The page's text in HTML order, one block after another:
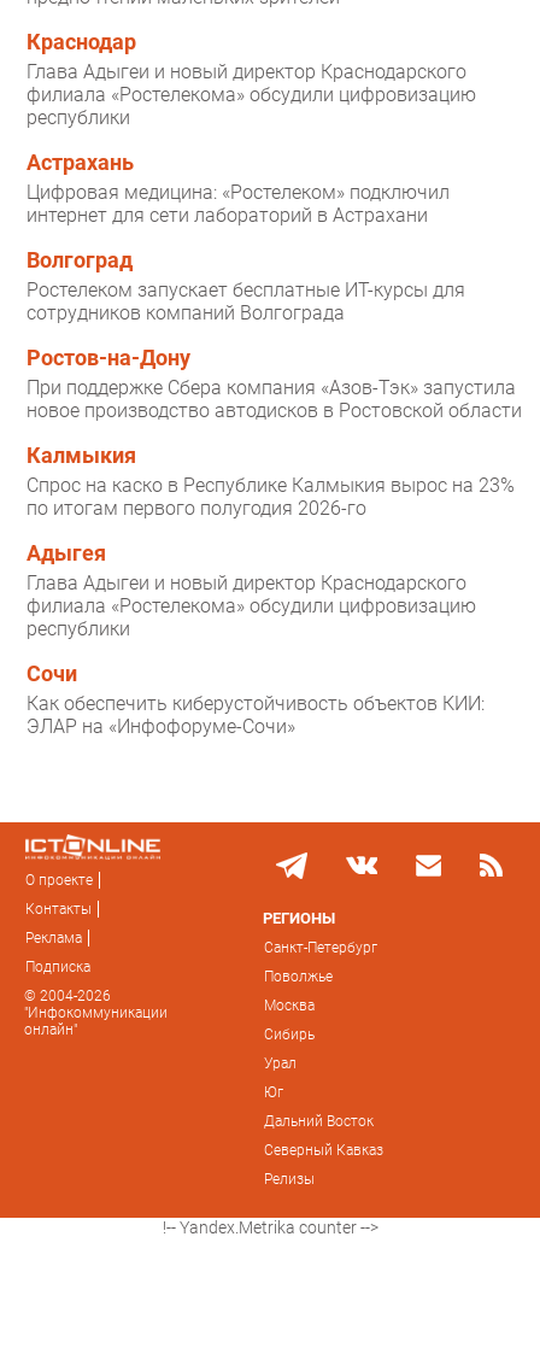
Краснодар
Глава Адыгеи и новый директор Краснодарского
филиала «Ростелекома» обсудили цифровизацию
республики
Астрахань
Цифровая медицина: «Ростелеком» подключил
интернет для сети лабораторий в Астрахани
Волгоград
Ростелеком запускает бесплатные ИТ-курсы для
сотрудников компаний Волгограда
Ростов-на-Дону
При поддержке Сбера компания «Азов-Тэк» запустила
новое производство автодисков в Ростовской области
Калмыкия
Спрос на каско в Республике Калмыкия вырос на 23%
по итогам первого полугодия 2026-го
Адыгея
Глава Адыгеи и новый директор Краснодарского
филиала «Ростелекома» обсудили цифровизацию
республики
Сочи
Как обеспечить киберустойчивость объектов КИИ:
ЭЛАР на «Инфофоруме-Сочи»
О проекте
Контакты
Реклама
Подписка
© 2004-2026
"Инфокоммуникации
онлайн"
РЕГИОНЫ
Санкт-Петербург
Поволжье
Москва
Сибирь
Урал
Юг
Дальний Восток
Северный Кавказ
Релизы
!-- Yandex.Metrika counter -->